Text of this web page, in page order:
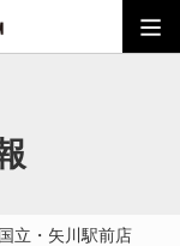
立・矢川駅前店